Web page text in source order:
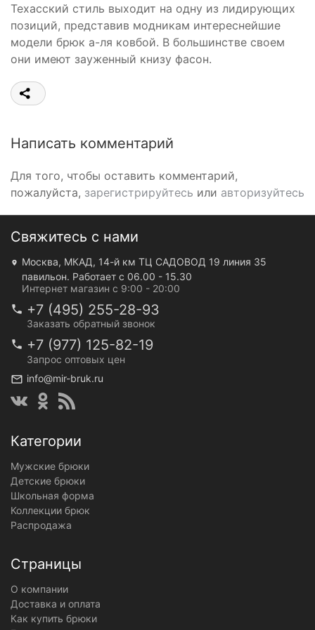
Техасский стиль выходит на одну из лидирующих
позиций, представив модникам интереснейшие
модели брюк а-ля ковбой. В большинстве своем
они имеют зауженный книзу фасон.
Написать комментарий
Для того, чтобы оставить комментарий,
пожалуйста, зарегистрируйтесь или авторизуйтесь
Свяжитесь с нами
Москва, МКАД, 14-й км ТЦ САДОВОД 19 линия 35
павильон. Работает с 06.00 - 15.30
Интернет магазин с 9:00 - 20:00
+7 (495) 255-28-93
Заказать обратный звонок
+7 (977) 125-82-19
Запрос оптовых цен
info@mir-bruk.ru
Категории
Мужские брюки
Детские брюки
Школьная форма
Коллекции брюк
Распродажа
Страницы
О компании
Доставка и оплата
Как купить брюки